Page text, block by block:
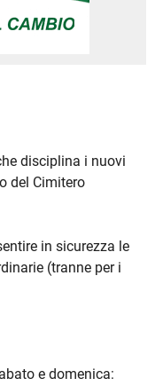
disciplina i nuovi
del Cimitero
in sicurezza le
(tranne per i
e domenica: